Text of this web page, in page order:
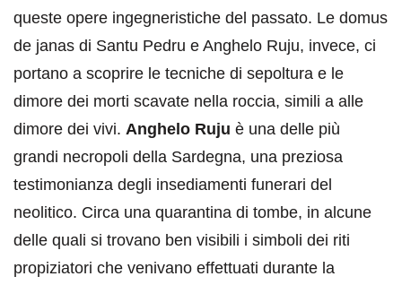
queste opere ingegneristiche del passato. Le domus
de janas di Santu Pedru e Anghelo Ruju, invece, ci
portano a scoprire le tecniche di sepoltura e le
dimore dei morti scavate nella roccia, simili a alle
dimore dei vivi. Anghelo Ruju è una delle più
grandi necropoli della Sardegna, una preziosa
testimonianza degli insediamenti funerari del
neolitico. Circa una quarantina di tombe, in alcune
delle quali si trovano ben visibili i simboli dei riti
propiziatori che venivano effettuati durante la